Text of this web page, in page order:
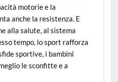
motorie e la
anche la resistenza. E
alla salute, al sistema
tempo, lo sport rafforza
sportive, i bambini
le sconfitte e a